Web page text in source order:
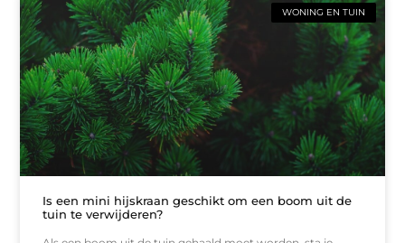
WONING EN TUIN
Is een mini hijskraan geschikt om een boom uit de
tuin te verwijderen?